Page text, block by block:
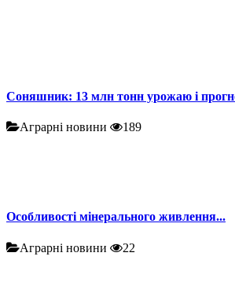
Соняшник: 13 млн тонн урожаю і
Аграрні новини 189
Особливості мінерального живлення...
Аграрні новини 22